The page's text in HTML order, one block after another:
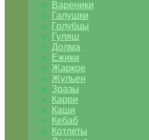
Вареники
Галушки
Голубцы
Гуляш
Долма
Ежики
Жаркое
Жульен
Зразы
Карри
Каши
Кебаб
Котлеты